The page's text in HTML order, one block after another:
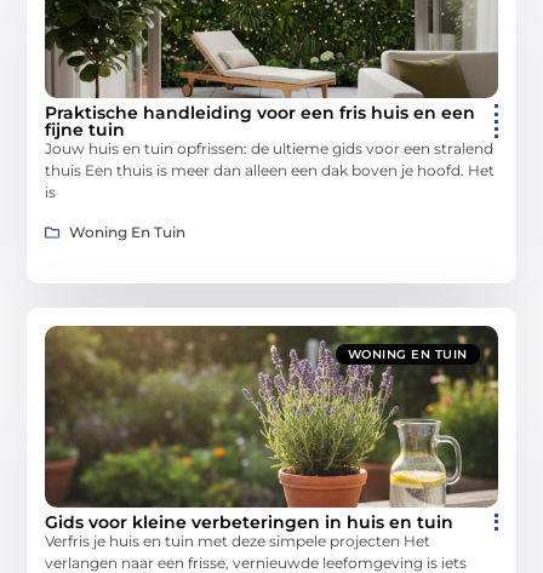
Praktische handleiding voor een fris huis en een
fijne tuin
Jouw huis en tuin opfrissen: de ultieme gids voor een stralend
thuis Een thuis is meer dan alleen een dak boven je hoofd. Het
is
Woning En Tuin
WONING EN TUIN
Gids voor kleine verbeteringen in huis en tuin
Verfris je huis en tuin met deze simpele projecten Het
verlangen naar een frisse, vernieuwde leefomgeving is iets